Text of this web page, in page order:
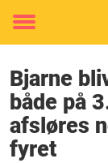
Toggle
Bjarne
både på
afsløres
fyret